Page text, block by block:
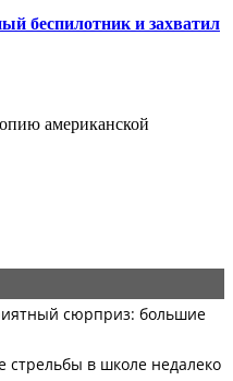
беспилотник и захватил
американской